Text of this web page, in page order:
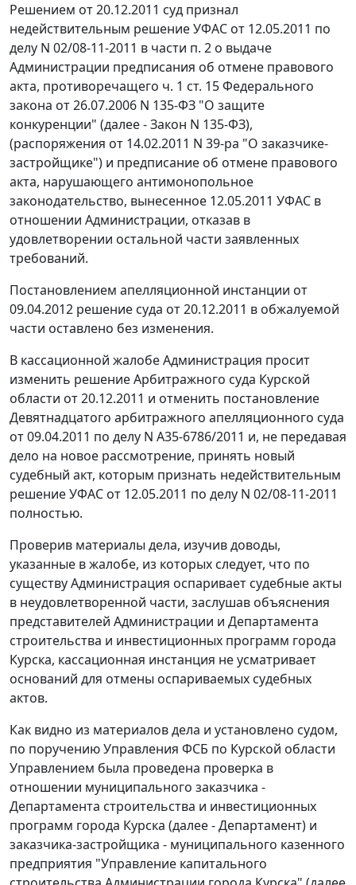
Решением от 20.12.2011 суд признал
недействительным решение УФАС от 12.05.2011 по
делу N 02/08-11-2011 в части п. 2 о выдаче
Администрации предписания об отмене правового
акта, противоречащего ч. 1 ст. 15Федерального
закона от 26.07.2006 N 135-ФЗ "О защите
конкуренции" (далее - Закон N 135-ФЗ),
(распоряжения от 14.02.2011 N 39-ра "О заказчике-
застройщике") и предписание об отмене правового
акта, нарушающего антимонопольное
законодательство, вынесенное 12.05.2011 УФАС в
отношении Администрации, отказав в
удовлетворении остальной части заявленных
требований.
Постановлением апелляционной инстанции от
09.04.2012 решение суда от 20.12.2011 в обжалуемой
части оставлено без изменения.
В кассационной жалобе Администрация просит
изменить решение Арбитражного суда Курской
области от 20.12.2011 и отменить постановление
Девятнадцатого арбитражного апелляционного суда
от 09.04.2011 по делу N А35-6786/2011 и, не передавая
дело на новое рассмотрение, принять новый
судебный акт, которым признать недействительным
решение УФАС от 12.05.2011 по делу N 02/08-11-2011
полностью.
Проверив материалы дела, изучив доводы,
указанные в жалобе, из которых следует, что по
существу Администрация оспаривает судебные акты
в неудовлетворенной части, заслушав объяснения
представителей Администрации и Департамента
строительства и инвестиционных программ города
Курска, кассационная инстанция не усматривает
оснований для отмены оспариваемых судебных
актов.
Как видно из материалов дела и установлено судом,
по поручению Управления ФСБ по Курской области
Управлением была проведена проверка в
отношении муниципального заказчика -
Департамента строительства и инвестиционных
программ города Курска (далее - Департамент) и
заказчика-застройщика - муниципального казенного
предприятия "Управление капитального